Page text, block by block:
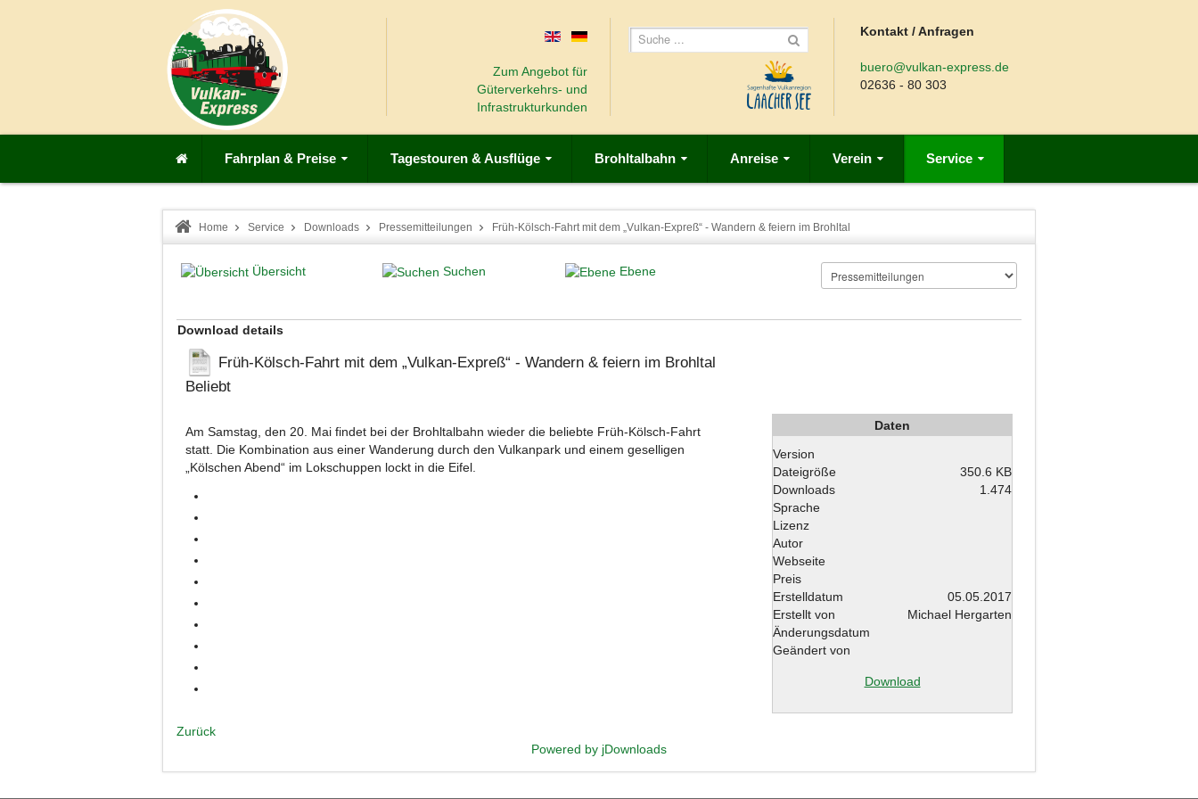
Zum Angebot für
Güterverkehrs- und
Infrastrukturkunden
Kontakt / Anfragen
buero@vulkan-express.de
02636 - 80 303
Fahrplan & Preise Tagestouren & Ausflüge Brohltalbahn Anreise Verein Service
Home Service Downloads Pressemitteilungen Früh-Kölsch-Fahrt mit dem „Vulkan-Expreß“ - Wandern & feiern im Brohltal
Übersicht Suchen Ebene
Download details
Früh-Kölsch-Fahrt mit dem „Vulkan-Expreß“ - Wandern & feiern im Brohltal
Beliebt
Am Samstag, den 20. Mai findet bei der Brohltalbahn wieder die beliebte Früh-Kölsch-Fahrt
statt. Die Kombination aus einer Wanderung durch den Vulkanpark und einem geselligen
„Kölschen Abend“ im Lokschuppen lockt in die Eifel.
Daten
Version
Dateigröße
350.6 KB
Downloads
1.474
Sprache
Lizenz
Autor
Webseite
Preis
Erstelldatum
05.05.2017
Erstellt von
Michael Hergarten
Änderungsdatum
Geändert von
Download
Zurück
Powered by jDownloads